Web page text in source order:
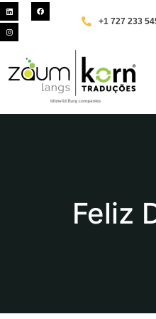
+1 727 233
Feliz